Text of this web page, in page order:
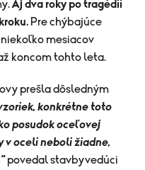
Aj dva roky po tragédii
Pre chýbajúce
mesiacov
koncom tohto leta.
prešla dôsledným
konkrétne toto
posudok oceľovej
v oceli neboli žiadne,
povedal stavbyvedúci